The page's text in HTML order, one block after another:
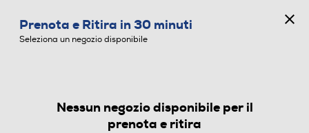
SMARTPHONE DUAL SIM
Prenota e Ritira in 30 minuti
Seleziona un negozio disponibile
Nessun negozio disponibile per il
prenota e ritira